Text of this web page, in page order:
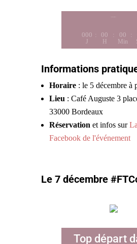
000
J
: 00
H
: 00
Min
:
Informations
Horaire: le 5 décembre à
Lieu : Café Auguste 3
33000 Bordeaux
Réservation et infos sur
Facebook de l'événement
Le 7 décembre
Top départ